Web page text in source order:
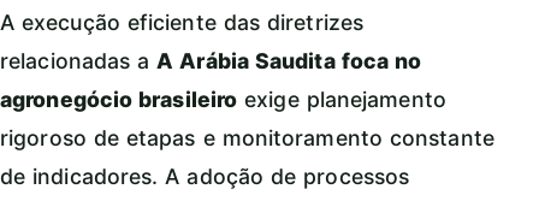
A execução eficiente das diretrizes
relacionadas a A Arábia Saudita foca no
agronegócio brasileiro exige planejamento
rigoroso de etapas e monitoramento constante
de indicadores. A adoção de processos